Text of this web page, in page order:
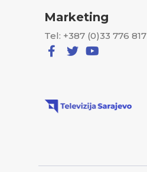
Marketing
Tel: +387 (0)33 776 817